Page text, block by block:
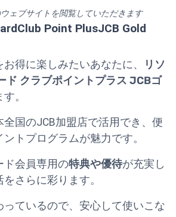
ェブサイトを閲覧していただきます
Point PlusJCB Gold
得に楽しみたいあなたに、
リソ
ド クラブポイントプラス JCBゴ
。
全国のJCB加盟店で活用でき、便
トプログラムが魅力です。
ド会員専用の特典や優待が充実し
さらに彩ります。
っているので、安心して使いこな